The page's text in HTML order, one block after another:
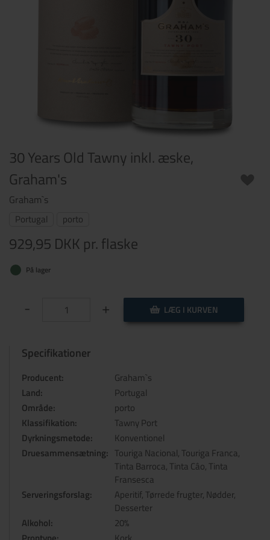
30 Years Old Tawny inkl. æske,
Graham's
Graham`s
Portugal porto
929,95 DKK pr. flaske
På lager
- + LÆG I KURVEN
Specifikationer
Producent:
Graham`s
Land:
Portugal
Område:
porto
Klassifikation:
Tawny Port
Dyrkningsmetode:
Konventionel
Druesammensætning: Touriga Nacional, Touriga Franca,
Tinta Barroca, Tinta Câo, Tinta
Fransesca
Serveringsforslag:
Aperitif, Tørrede frugter, Nødder,
Desserter
Alkohol:
20%